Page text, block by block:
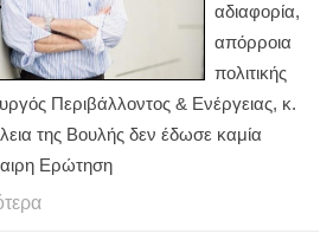
αδιαφορία,
απόρροια
πολιτικής
Περιβάλλοντος & Ενέργειας, κ.
της Βουλής δεν έδωσε καμία
Ερώτηση